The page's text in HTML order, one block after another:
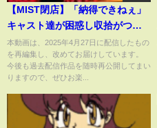
【MIST閉店】「納得できねぇ」
キャスト達が困惑し収拾がつか
ない状態に…
本動画は、2025年4月27日に配信したもの
を再編集し、改めてお届けしています。
今後も過去配信作品を随時再公開してまい
りますので、ぜひお楽...